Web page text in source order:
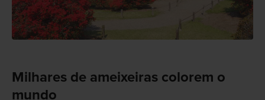
Milhares de ameixeiras colorem o
mundo